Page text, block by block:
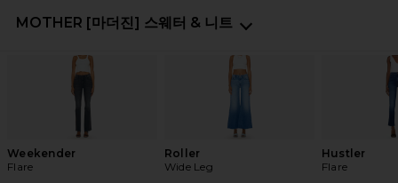
MOTHER [마더진] 스웨터 & 니트
Weekender
Flare
Roller
Wide Leg
Hustler
Flare